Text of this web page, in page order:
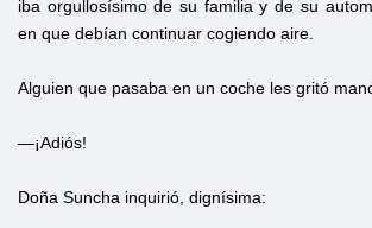
iba orgullosísimo de su familia y de su
en que debían continuar cogiendo aire.
Alguien que pasaba en un coche les gritó
—¡Adiós!
Doña Suncha inquirió, dignísima: